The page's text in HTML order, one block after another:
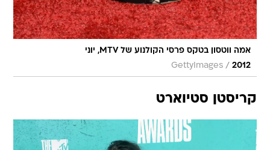
אמה ווטסון בטקס פרסי הקולנוע של MTV, יוני
2012
/
GettyImages
קריסטן סטיוארט